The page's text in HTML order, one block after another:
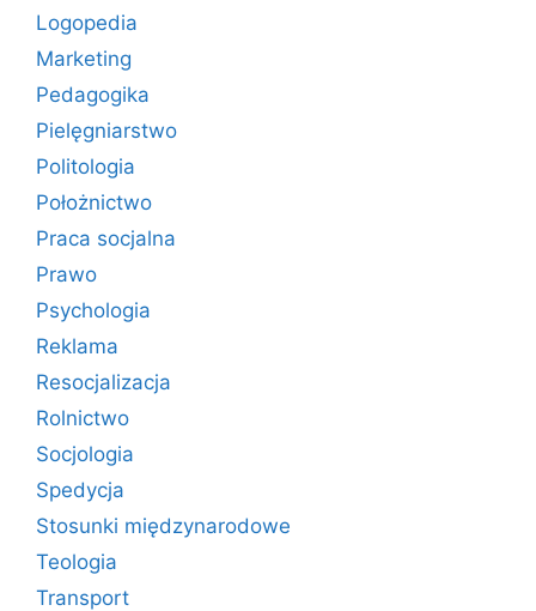
Logopedia
Marketing
Pedagogika
Pielęgniarstwo
Politologia
Położnictwo
Praca socjalna
Prawo
Psychologia
Reklama
Resocjalizacja
Rolnictwo
Socjologia
Spedycja
Stosunki międzynarodowe
Teologia
Transport